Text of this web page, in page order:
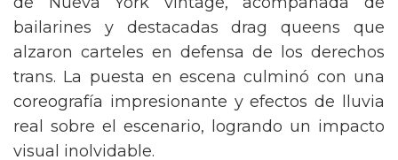
de Nueva York vintage, acompañada de
bailarines y destacadas drag queens que
alzaron carteles en defensa de los derechos
trans. La puesta en escena culminó con una
coreografía impresionante y efectos de lluvia
real sobre el escenario, logrando un impacto